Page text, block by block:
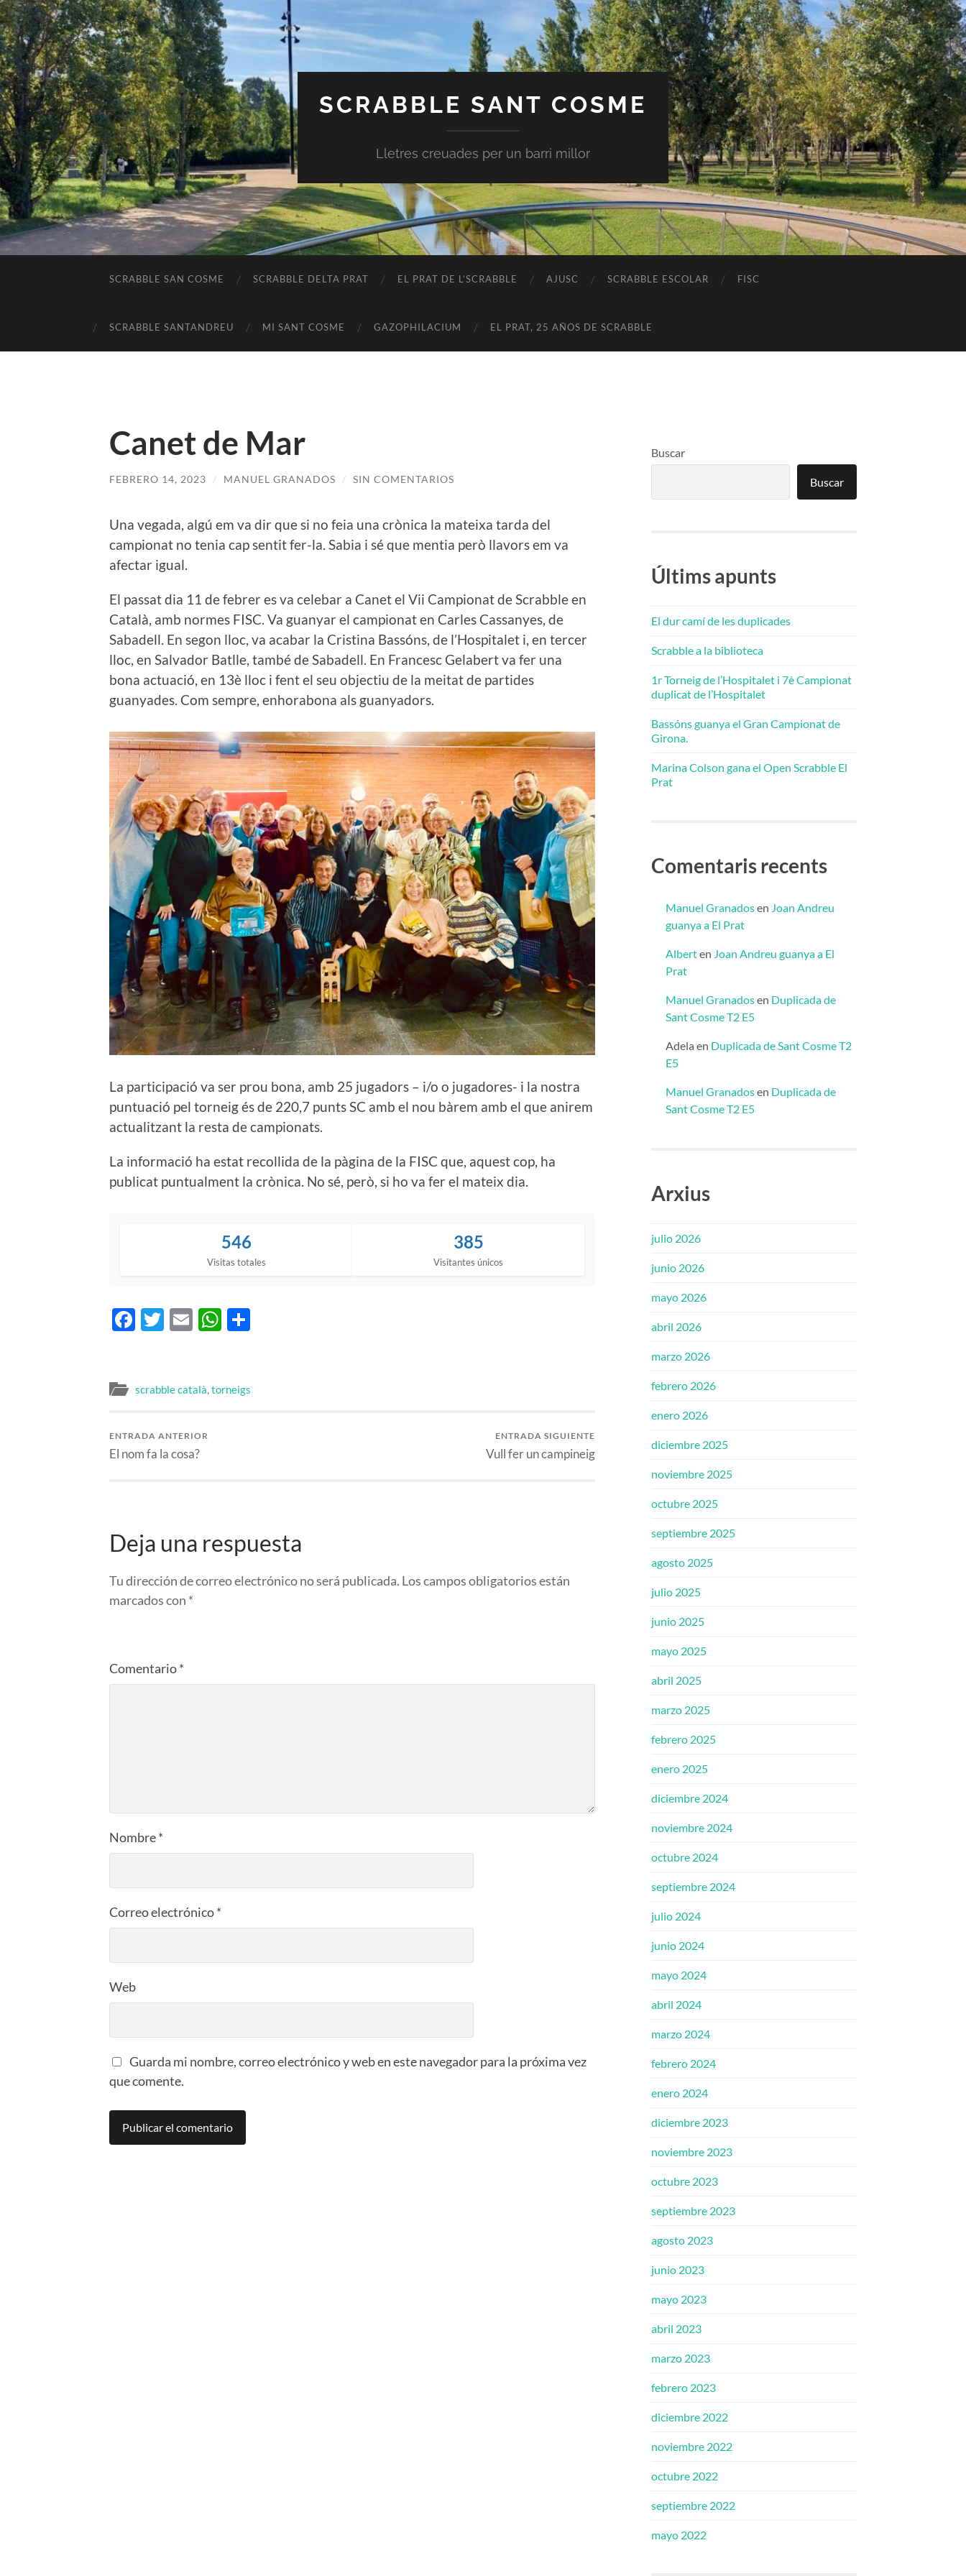
SCRABBLE SANT COSME
Lletres creuades per un barri millor
SCRABBLE SAN COSME SCRABBLE DELTA PRAT EL PRAT DE L’SCRABBLE AJUSC SCRABBLE ESCOLAR FISC
SCRABBLE SANTANDREU MI SANT COSME GAZOPHILACIUM EL PRAT, 25 AÑOS DE SCRABBLE
Canet de Mar
FEBRERO 14, 2023 / MANUEL GRANADOS / SIN COMENTARIOS
Una vegada, algú em va dir que si no feia una crònica la mateixa tarda del
campionat no tenia cap sentit fer-la. Sabia i sé que mentia però llavors em va
afectar igual.
El passat dia 11 de febrer es va celebar a Canet el Vii Campionat de Scrabble en
Català, amb normes FISC. Va guanyar el campionat en Carles Cassanyes, de
Sabadell. En segon lloc, va acabar la Cristina Bassóns, de l’Hospitalet i, en tercer
lloc, en Salvador Batlle, també de Sabadell. En Francesc Gelabert va fer una
bona actuació, en 13è lloc i fent el seu objectiu de la meitat de partides
guanyades. Com sempre, enhorabona als guanyadors.
La participació va ser prou bona, amb 25 jugadors – i/o o jugadores- i la nostra
puntuació pel torneig és de 220,7 punts SC amb el nou bàrem amb el que anirem
actualitzant la resta de campionats.
La informació ha estat recollida de la pàgina de la FISC que, aquest cop, ha
publicat puntualment la crònica. No sé, però, si ho va fer el mateix dia.
546
Visitas totales
385
Visitantes únicos
Facebook
Twitter
EmailWhatsApp
scrabble català,torneigs
ENTRADA ANTERIOR
El nom fa la cosa?
ENTRADA SIGUIENTE
Vull fer un campineig
Deja una respuesta
Tu dirección de correo electrónico no será publicada. Los campos obligatorios están
marcados con *
Comentario*
Nombre*
Correo electrónico*
Web
Guarda mi nombre, correo electrónico y web en este navegador para la próxima vez
que comente.
Buscar
Buscar
Últims apunts
El dur camí de les duplicades
Scrabble a la biblioteca
1r Torneig de l’Hospitalet i 7è Campionat
duplicat de l’Hospitalet
Bassóns guanya el Gran Campionat de
Girona.
Marina Colson gana el Open Scrabble El
Prat
Comentaris recents
Manuel Granadosen Joan Andreu
guanya a El Prat
Alberten Joan Andreu guanya a El
Prat
Manuel Granadosen Duplicada de
Sant Cosme T2 E5
Adela en Duplicada de Sant Cosme T2
E5
Manuel Granadosen Duplicada de
Sant Cosme T2 E5
Arxius
julio 2026
junio 2026
mayo 2026
abril 2026
marzo 2026
febrero 2026
enero 2026
diciembre 2025
noviembre 2025
octubre 2025
septiembre 2025
agosto 2025
julio 2025
junio 2025
mayo 2025
abril 2025
marzo 2025
febrero 2025
enero 2025
diciembre 2024
noviembre 2024
octubre 2024
septiembre 2024
julio 2024
junio 2024
mayo 2024
abril 2024
marzo 2024
febrero 2024
enero 2024
diciembre 2023
noviembre 2023
octubre 2023
septiembre 2023
agosto 2023
junio 2023
mayo 2023
abril 2023
marzo 2023
febrero 2023
diciembre 2022
noviembre 2022
octubre 2022
septiembre 2022
mayo 2022